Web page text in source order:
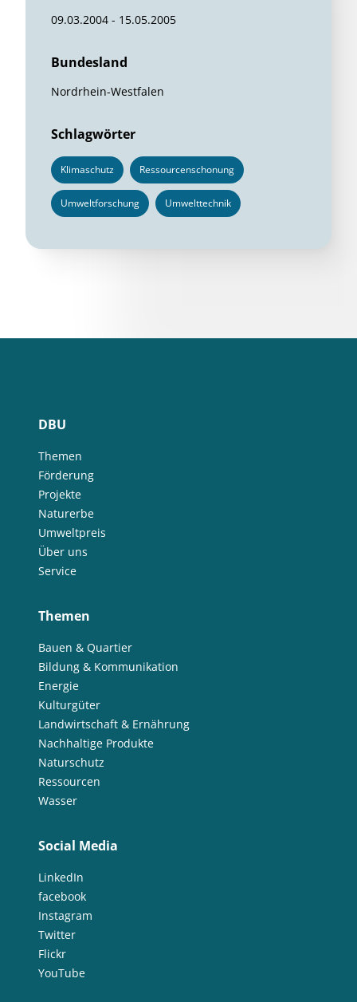
09.03.2004 - 15.05.2005
Bundesland
Nordrhein-Westfalen
Schlagwörter
Klimaschutz Ressourcenschonung
Umweltforschung Umwelttechnik
DBU
Themen
Förderung
Projekte
Naturerbe
Umweltpreis
Über uns
Service
Themen
Bauen & Quartier
Bildung & Kommunikation
Energie
Kulturgüter
Landwirtschaft & Ernährung
Nachhaltige Produkte
Naturschutz
Ressourcen
Wasser
Social Media
LinkedIn
facebook
Instagram
Twitter
Flickr
YouTube